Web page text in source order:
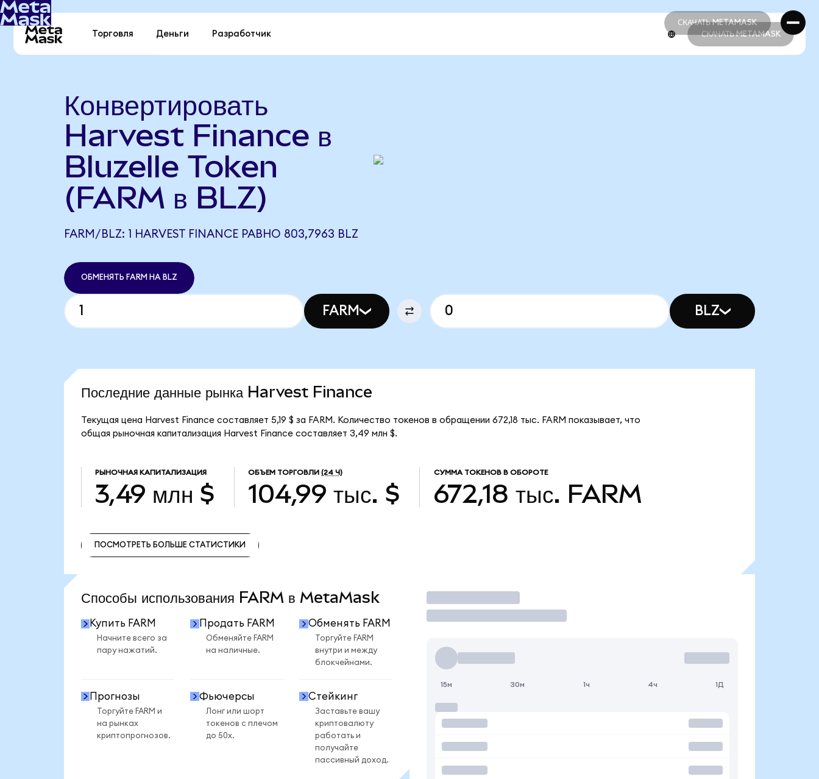
СКАЧАТЬ METAMASK
СКАЧАТЬ METAMASK
Торговля Деньги Разработчик СКАЧАТЬ METAMASK
Конвертировать
Harvest Finance в
Bluzelle Token
(FARM в BLZ)
FARM/BLZ: 1 HARVEST FINANCE РАВНО 803,7963 BLZ
ОБМЕНЯТЬ FARM НА BLZ
FARM BLZ
Последние данные рынка Harvest Finance
Текущая цена Harvest Finance составляет 5,19 $ за FARM. Количество токенов в обращении 672,18 тыс. FARM показывает, что
общая рыночная капитализация Harvest Finance составляет 3,49 млн $.
РЫНОЧНАЯ КАПИТАЛИЗАЦИЯ
3,49 млн $
ОБЪЕМ ТОРГОВЛИ (24 Ч)
104,99 тыс. $
СУММА ТОКЕНОВ В ОБОРОТЕ
672,18 тыс. FARM
ПОСМОТРЕТЬ БОЛЬШЕ СТАТИСТИКИ
Способы использования FARM в MetaMask
Купить FARM
Начните всего за
пару нажатий.
Продать FARM
Обменяйте FARM
на наличные.
Обменять FARM
Торгуйте FARM
внутри и между
блокчейнами.
Прогнозы
Торгуйте FARM и
на рынках
криптопрогнозов.
Фьючерсы
Лонг или шорт
токенов с плечом
до 50x.
Стейкинг
Заставьте вашу
криптовалюту
работать и
получайте
пассивный доход.
Торговать
15м 30м 1ч 4ч 1Д